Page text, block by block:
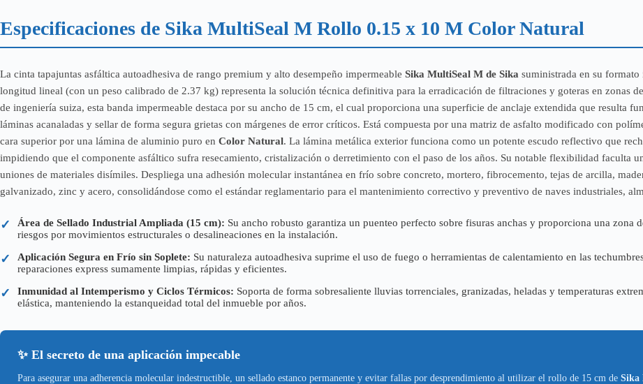
Especificaciones de Sika MultiSeal M Rollo 0.15 x 10 M Color Natural
La cinta tapajuntas asfáltica autoadhesiva de rango premium y alto desempeño impermeable Sika MultiSeal M de Sika suministrada en su
longitud lineal (con un peso calibrado de 2.37 kg) representa la solución técnica definitiva para la erradicación de filtraciones y goteras en zonas
de ingeniería suiza, esta banda impermeable destaca por su ancho de 15 cm, el cual proporciona una superficie de anclaje extendida que resulta
láminas acanaladas y sellar de forma segura grietas con márgenes de error críticos. Está compuesta por una matriz de asfalto modificado con
cara superior por una lámina de aluminio puro en Color Natural. La lámina metálica exterior funciona como un potente escudo reflectivo que
impidiendo que el componente asfáltico sufra resecamiento, cristalización o derretimiento con el paso de los años. Su notable flexibilidad faculta
uniones de materiales disímiles. Despliega una adhesión molecular instantánea en frío sobre concreto, mortero, fibrocemento, tejas de arcilla,
galvanizado, zinc y acero, consolidándose como el estándar reglamentario para el mantenimiento correctivo y preventivo de naves industriales,
✓ Área de Sellado Industrial Ampliada (15 cm): Su ancho robusto garantiza un puenteo perfecto sobre fisuras anchas y proporciona una
riesgos por movimientos estructurales o desalineaciones en la instalación.
✓ Aplicación Segura en Frío sin Soplete: Su naturaleza autoadhesiva suprime el uso de fuego o herramientas de calentamiento en las
reparaciones express sumamente limpias, rápidas y eficientes.
✓ Inmunidad al Intemperismo y Ciclos Térmicos: Soporta de forma sobresaliente lluvias torrenciales, granizadas, heladas y temperaturas
elástica, manteniendo la estanqueidad total del inmueble por años.
✨ El secreto de una aplicación impecable
Para asegurar una adherencia molecular indestructible, un sellado estanco permanente y evitar fallas por desprendimiento al utilizar el rollo de 15 cm de Sika